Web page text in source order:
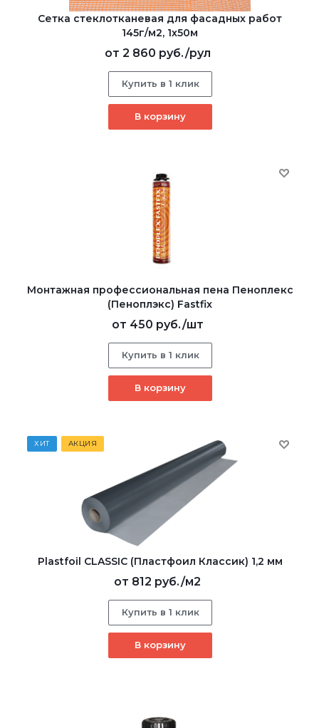
Сетка стеклотканевая для фасадных работ
145г/м2, 1х50м
от 2 860 руб./рул
Купить в 1 клик
В корзину
Монтажная профессиональная пена Пеноплекс
(Пеноплэкс) Fastfix
от 450 руб./шт
Купить в 1 клик
В корзину
ХИТ АКЦИЯ
Plastfoil CLASSIC (Пластфоил Классик) 1,2 мм
от 812 руб./м2
Купить в 1 клик
В корзину